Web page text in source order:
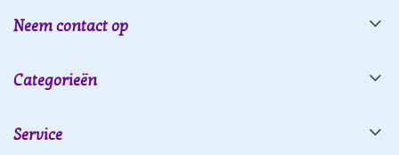
Neem contact op
Categorieën
Service